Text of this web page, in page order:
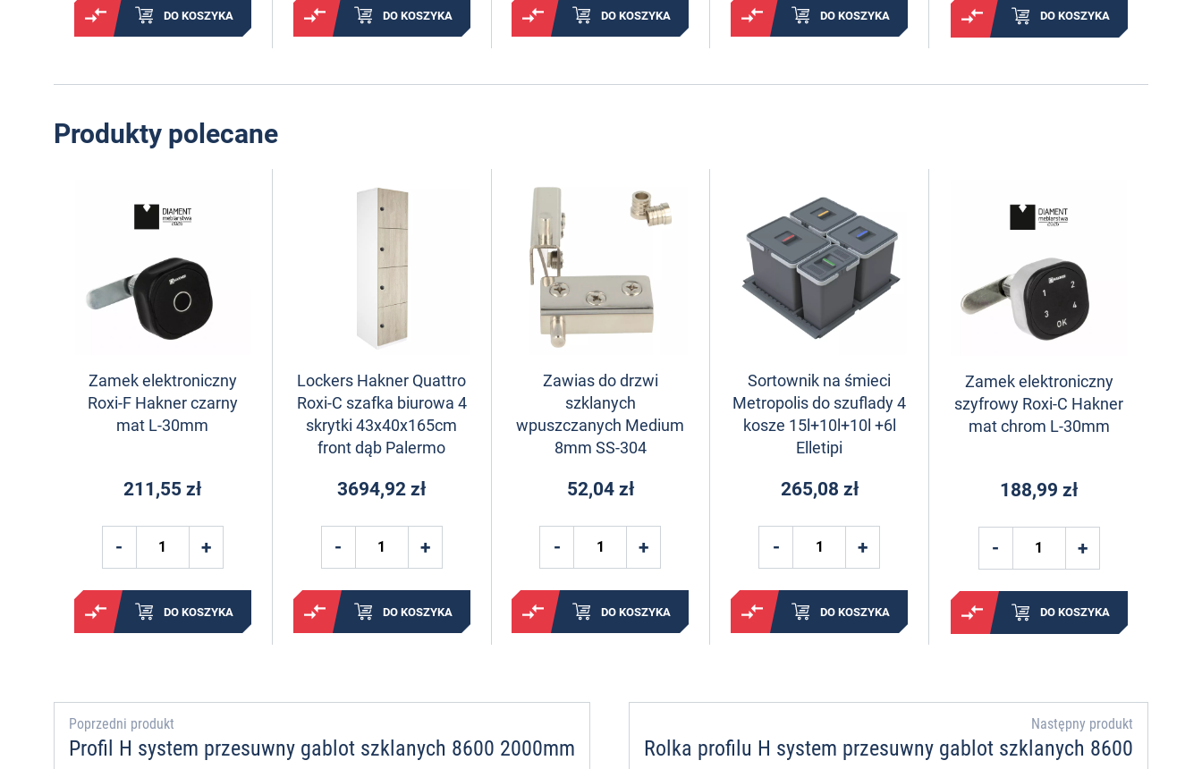
DO KOSZYKA DO KOSZYKA DO KOSZYKA DO KOSZYKA DO KOSZYKA
Produkty polecane
Zamek elektroniczny
Roxi-F Hakner czarny
mat L-30mm
211,55 zł
DO KOSZYKA
Lockers Hakner Quattro
Roxi-C szafka biurowa 4
skrytki 43x40x165cm
front dąb Palermo
3694,92 zł
DO KOSZYKA
Zawias do drzwi
szklanych
wpuszczanych Medium
8mm SS-304
52,04 zł
DO KOSZYKA
Sortownik na śmieci
Metropolis do szuflady 4
kosze 15l+10l+10l +6l
Elletipi
265,08 zł
DO KOSZYKA
Zamek elektroniczny
szyfrowy Roxi-C Hakner
mat chrom L-30mm
188,99 zł
DO KOSZYKA
Poprzedni produkt
Profil H system przesuwny gablot szklanych 8600 2000mm
Następny produkt
Rolka profilu H system przesuwny gablot szklanych 8600